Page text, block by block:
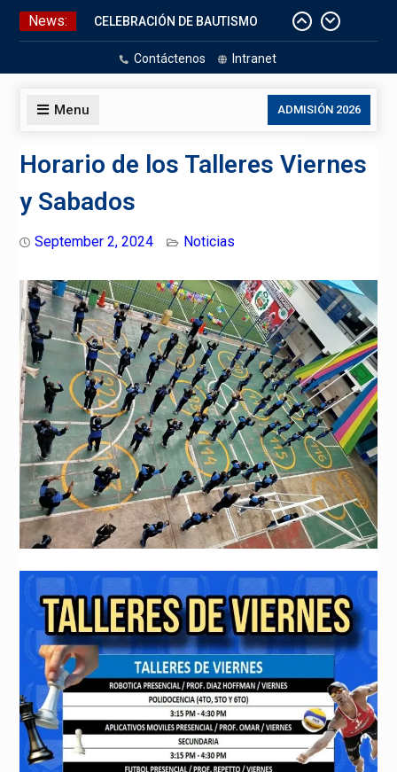
Skip
News:
CELEBRACIÓN DE BAUTISMO
Pizarras Inteligentes
Laboratorios de Cómputo
Contáctenos Intranet
Menu ADMISIÓN 2026
Horario de los Talleres Viernes
y Sabados
September 2, 2024 Noticias